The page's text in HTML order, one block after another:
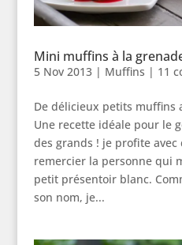
Mini muffins à la
5 Nov 2013| Muffins | 11
De délicieux petits muffins
Une recette idéale pour le
des grands ! je profite
remercier la personne qui
petit présentoir blanc.
son nom, je...